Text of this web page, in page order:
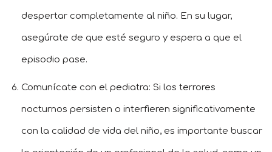
despertar completamente al niño. En su lugar,
asegúrate de que esté seguro y espera a que el
episodio pase.
Comunícate con el pediatra: Si los terrores
nocturnos persisten o interfieren significativamente
con la calidad de vida del niño, es importante buscar